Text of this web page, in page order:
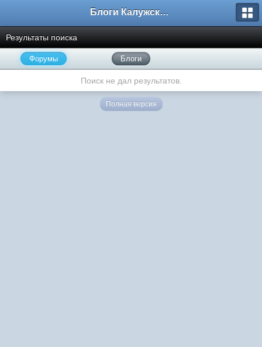
Блоги Калужского перекрестка
Результаты поиска
Форумы Блоги
Поиск не дал результатов.
Полная версия